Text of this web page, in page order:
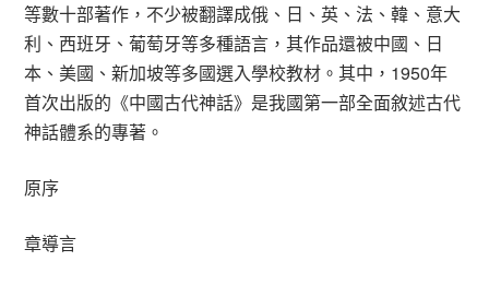
等數十部著作，不少被翻譯成俄、日、英、法、韓、意大
利、西班牙、葡萄牙等多種語言，其作品還被中國、日
本、美國、新加坡等多國選入學校教材。其中，1950年
首次出版的《中國古代神話》是我國第一部全面敘述古代
神話體系的專著。
原序
章導言